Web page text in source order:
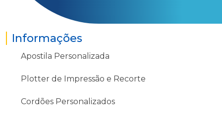
Informações
Apostila Personalizada
Plotter de Impressão e Recorte
Cordões Personalizados